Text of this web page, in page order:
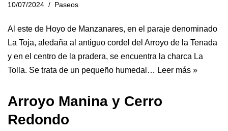
10/07/2024 Paseos
Al este de Hoyo de Manzanares, en el paraje denominado
La Toja, aledaña al antiguo cordel del Arroyo de la Tenada
y en el centro de la pradera, se encuentra la charca La
Tolla. Se trata de un pequeño humedal… Leer más »
Arroyo Manina y Cerro
Redondo